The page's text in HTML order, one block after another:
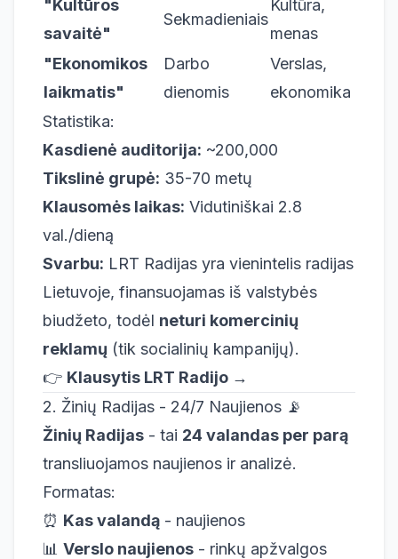
"Kultūros
savaitė"
Sekmadieniais
Kultūra,
menas
"Ekonomikos
laikmatis"
Darbo
dienomis
Verslas,
ekonomika
Statistika:
Kasdienė auditorija: ~200,000
Tikslinė grupė: 35-70 metų
Klausomės laikas: Vidutiniškai 2.8
val./dieną
Svarbu: LRT Radijas yra vienintelis radijas
Lietuvoje, finansuojamas iš valstybės
biudžeto, todėl neturi komercinių
reklamų (tik socialinių kampanijų).
👉 Klausytis LRT Radijo →
2. Žinių Radijas - 24/7 Naujienos 📡
Žinių Radijas - tai 24 valandas per parą
transliuojamos naujienos ir analizė.
Formatas:
⏰ Kas valandą - naujienos
📊 Verslo naujienos - rinkų apžvalgos